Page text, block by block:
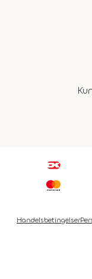
Handelsbetingelser